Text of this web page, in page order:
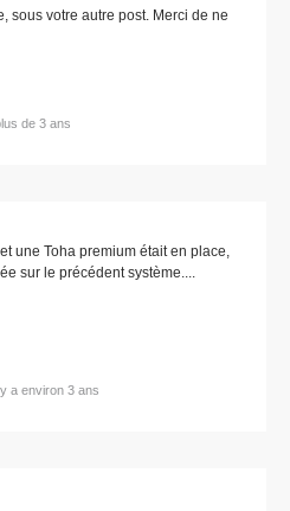
sous votre autre post. Merci de ne
de 3 ans
une Toha premium était en place,
sur le précédent système....
a environ 3 ans